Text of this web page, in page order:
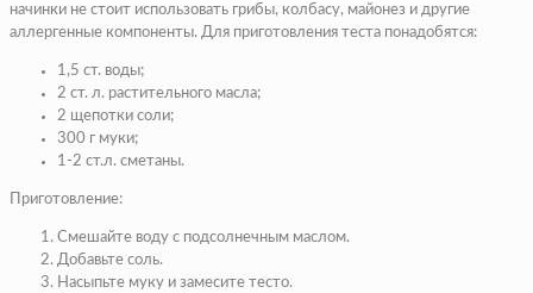
начинки не стоит использовать грибы, колбасу, майонез и другие
аллергенные компоненты. Для приготовления теста понадобятся:
1,5 ст. воды;
2 ст. л. растительного масла;
2 щепотки соли;
300 г муки;
1-2 ст.л. сметаны.
Приготовление:
Смешайте воду с подсолнечным маслом.
Добавьте соль.
Насыпьте муку и замесите тесто.